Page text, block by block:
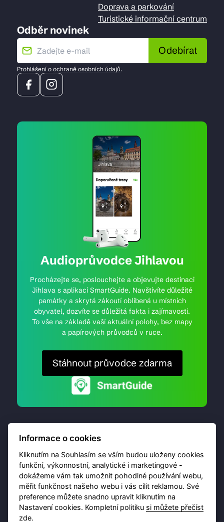
Doprava a parkování
Turistické informační centrum
Odběr novinek
Odebírat
Prohlášení o ochraně osobních údajů.
Audioprůvodce Jihlavou
Procházejte se, poslouchejte a objevujte destinaci
Jihlava s aplikací SmartGuide. Navštívíte důležité
památky a skrytá zákoutí oblíbená u místních
obyvatel, dozvíte se důležitá fakta i zajímavosti.
To vše na základě vaší aktuální polohy, bez mapy
a papírových průvodců v ruce.
Stáhnout průvodce zdarma
© 2026 Destinační portál provozujeBrána Jihlavy,
příspěvková organizace. Všechna práva vyhrazena.
Informace o cookies
Kliknutím na Souhlasím se vším budou uloženy cookies
funkční, výkonnostní, analytické i marketingové -
dokážeme vám tak umožnit pohodlné používání webu,
měřit funkčnost našeho webu i vás cílit reklamou. Své
preference můžete snadno upravit kliknutím na
Nastavení cookies. Kompletní politiku si můžete přečíst
zde.